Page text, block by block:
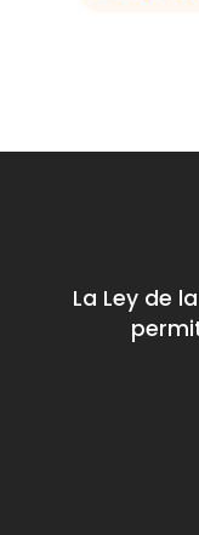
La Ley de